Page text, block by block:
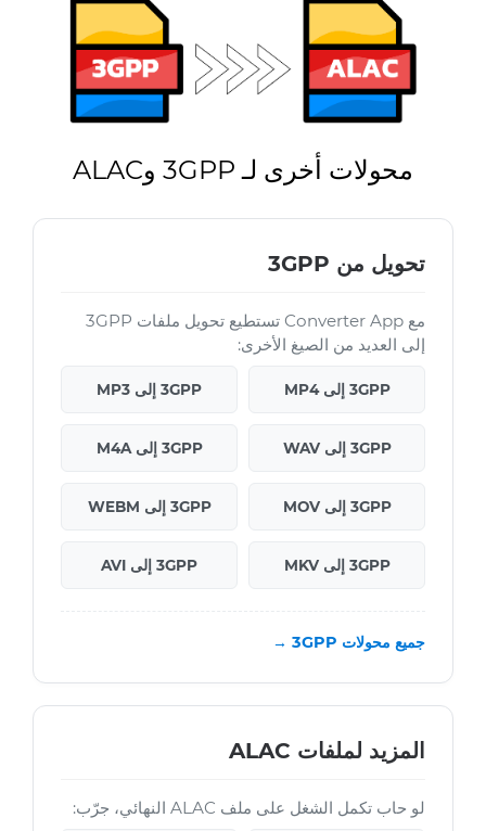
محولات أخرى لـ 3GPP وALAC
تحويل من 3GPP
مع Converter App تستطيع تحويل ملفات 3GPP
إلى العديد من الصيغ الأخرى:
3GPP إلى MP4 3GPP إلى MP3
3GPP إلى WAV 3GPP إلى M4A
3GPP إلى MOV 3GPP إلى WEBM
3GPP إلى MKV 3GPP إلى AVI
جميع محولات 3GPP →
المزيد لملفات ALAC
لو حاب تكمل الشغل على ملف ALAC النهائي، جرّب: